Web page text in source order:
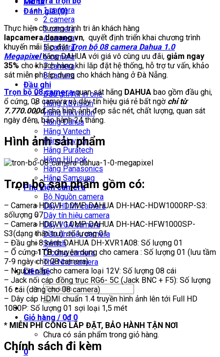
1 camera
2 camera
3 camera
4 camera
5 camera
6 camera
7 camera
8 camera
Đầu ghi
Đầu ghi All in one
Hãng KBvision
Hãng Hikvision
Hãng Dahua
Hãng Vantech
Hãng Huviron
Hãng Puratech
Hãng HiLook
Hãng Panasonics
Hãng Samsung
Phụ kiện camera
Bộ Nguồn camera
Dây HDMI camera
Dây tín hiệu camera
Dây VGA camera
Đầu tín hiệu camera
Switch
Ổ cứng camera
Thẻ Nhớ camera
Liên hệ
Tìm
kiếm:
Giỏ hàng / 0₫ 0
Chưa có sản phẩm trong giỏ hàng.
0
số
lượng
Đánh giá (0)
Thực hiện chương trình tri ân khách hàng
lapcamera.danang.vn, quyết định triển khai chương trình
khuyến mãi lắp đặtTrọn bộ 08 camera Dahua 1.0
Megapixel hãng DAHUA với giá vô cùng ưu đãi, giảm ngay
35% cho khách hàng khi lăp đặt hệ thống, hỗ trợ tư vấn, khảo
sát miễn phí áp dụng cho khách hàng ở Đà Nẵng.
Trọn bộ 08cameraquan sát hãng DAHUA bao gồm đầu ghi,
ổ cứng, 08 camera và dây tín hiệu giá rẻ bất ngờ chỉ từ
7.770.000đ, cho hình ảnh đẹp sắc nét, chất lượng, quan sát
ngày đêm, bảo hành 24 tháng.
Hình ảnh sản phẩm
Trọn bộ sản phẩm gồm có:
– Camera HDCVI 1.0MP DAHUA DH-HAC-HDW1000RP-S3:
sốlượng 07
– Camera HDCVI 1.0MP DAHUA DH-HAC-HFW1000SP-
S3(dạng thân trụ): số lượng 01
– Đầu ghi 8 kênh DAHUA DH-XVR1A08: Số lượng 01
– Ổ cứng1TBchuyên dụng cho camera : Số lượng 01 (lưu tầm
7-9 ngày cho 08 camera)
– Nguồn cấp cho camera loại 12V: Số lượng 08 cái
– Jack nối cáp đồng trục RG6- 5C (Jack BNC + F5): Số lượng
16 cái (dùng cho 08 camera)
– Dây cáp HDMI chuẩn 1.4 truyền hình ảnh lên tới Full HD
1080P: Số lượng 01 sợi loại 1,5 mét
* MIỄN PHÍ CÔNG LẮP ĐẶT, BẢO HÀNH TẬN NƠI
Chính sách đi kèm